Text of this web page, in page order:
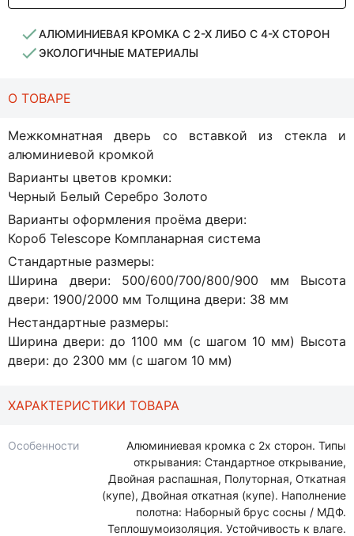
АЛЮМИНИЕВАЯ КРОМКА С 2-Х ЛИБО С 4-Х СТОРОН
ЭКОЛОГИЧНЫЕ МАТЕРИАЛЫ
О ТОВАРЕ
Межкомнатная дверь со вставкой из стекла и
алюминиевой кромкой
Варианты цветов кромки:
Черный Белый Серебро Золото
Варианты оформления проёма двери:
Короб Telescope Компланарная система
Стандартные размеры:
Ширина двери: 500/600/700/800/900 мм Высота
двери: 1900/2000 мм Толщина двери: 38 мм
Нестандартные размеры:
Ширина двери: до 1100 мм (с шагом 10 мм) Высота
двери: до 2300 мм (с шагом 10 мм)
ХАРАКТЕРИСТИКИ ТОВАРА
Особенности
Алюминиевая кромка с 2х сторон. Типы
открывания: Стандартное открывание,
Двойная распашная, Полуторная, Откатная
(купе), Двойная откатная (купе). Наполнение
полотна: Наборный брус сосны / МДФ.
Теплошумоизоляция. Устойчивость к влаге.